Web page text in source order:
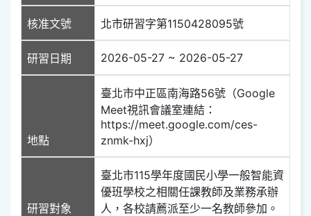
核准文號 北市研習字第1150428095號
研習日期 2026-05-27 ~ 2026-05-27
地點
臺北市中正區南海路56號（Google
Meet視訊會議室連結：
https://meet.google.com/ces-
znmk-hxj）
研習對象
臺北市115學年度國民小學一般智能資
優班學校之相關任課教師及業務承辦
人，各校請薦派至少一名教師參加。